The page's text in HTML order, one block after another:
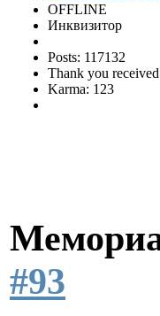
OFFLINE
Инквизитор
Posts: 117132
Thank you
Karma: 123
#93